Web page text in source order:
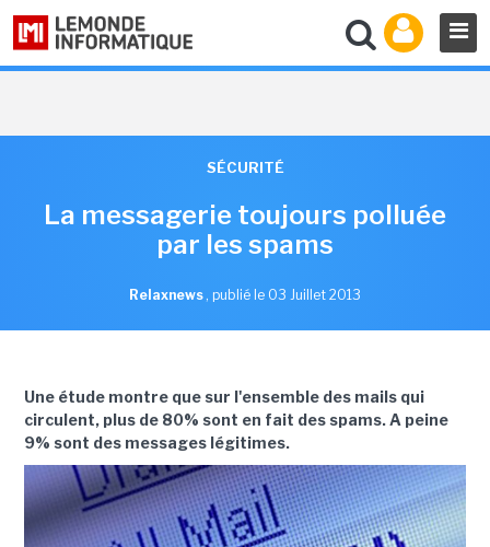
SÉCURITÉ
La messagerie toujours polluée
par les spams
Relaxnews , publié le 03 Juillet 2013
Une étude montre que sur l'ensemble des mails qui
circulent, plus de 80% sont en fait des spams. A peine
9% sont des messages légitimes.